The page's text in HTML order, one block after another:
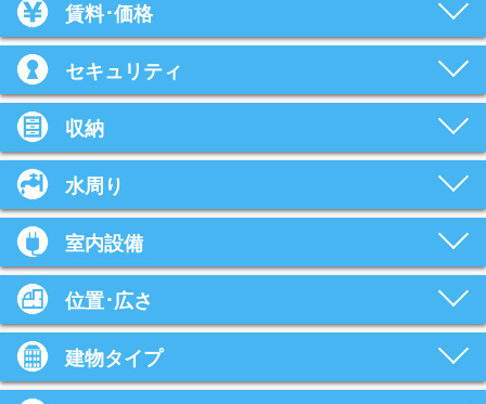
賃料･価格
セキュリティ
収納
水周り
室内設備
位置･広さ
建物タイプ